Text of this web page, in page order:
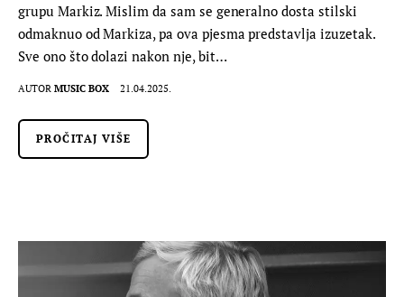
grupu Markiz. Mislim da sam se generalno dosta stilski
odmaknuo od Markiza, pa ova pjesma predstavlja izuzetak.
Sve ono što dolazi nakon nje, bit…
AUTOR MUSIC BOX 21.04.2025.
PROČITAJ VIŠE